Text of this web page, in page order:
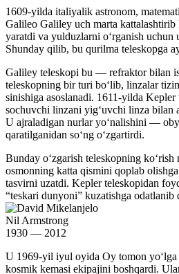
1609-yilda italiyalik astronom,
Galileo Galiley uch marta kattalashtirib
yaratdi va yulduzlarni oʻrganish uchun
Shunday qilib, bu qurilma teleskopga
Galiley teleskopi bu — refraktor bilan
teleskopning bir turi boʻlib, linzalar
sinishiga asoslanadi. 1611-yilda
sochuvchi linzani yigʻuvchi linza
U ajraladigan nurlar yoʻnalishini —
qaratilganidan soʻng oʻzgartirdi.
Bunday oʻzgarish teleskopning
osmonning katta qismini qoplab
tasvirni uzatdi. Kepler teleskopidan
“teskari dunyoni” kuzatishga odatlanib
Nil Armstrong
1930 — 2012
U 1969-yil iyul oyida Oy tomon
kosmik kemasi ekipajini boshqardi.